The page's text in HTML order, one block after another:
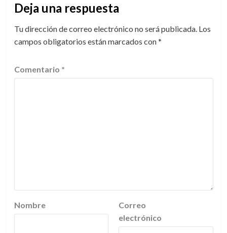
Deja una respuesta
Tu dirección de correo electrónico no será publicada. Los
campos obligatorios están marcados con*
Comentario *
Nombre
Correo
electrónico